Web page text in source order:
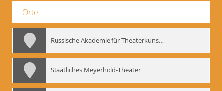
Orte
Russische Akademie für Theaterkunst – GITIS
Staatliches Meyerhold-Theater